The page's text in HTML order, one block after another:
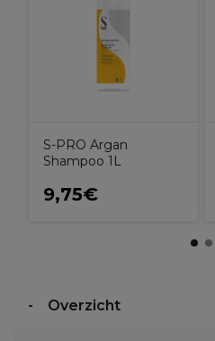
S-PRO Argan
Shampoo 1L
9,75€
Overzicht